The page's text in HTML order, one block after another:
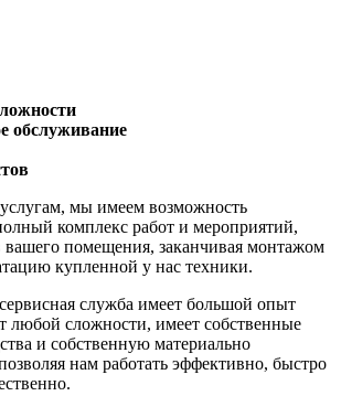
обслуживание
мы имеем возможность
комплекс работ и мероприятий,
вашего помещения, заканчивая монтажом
купленной у нас техники.
служба имеет большой опыт
любой сложности, имеет собственные
и собственную материально
нам работать эффективно, быстро